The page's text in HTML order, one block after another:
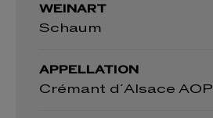
WEINART
Schaum
APPELLATION
Crémant d´Alsace AOP